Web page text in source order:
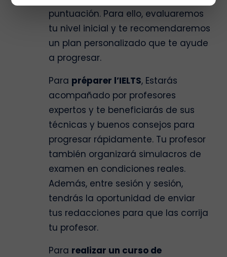
puntuación. Para ello, evaluaremos
tu nivel inicial y te recomendaremos
un plan personalizado que te ayude
a progresar.
Para préparer l’IELTS, Estarás
acompañado por profesores
expertos y te beneficiarás de sus
técnicas y buenos consejos para
progresar rápidamente. Tu profesor
también organizará simulacros de
examen en condiciones reales.
Además, entre sesión y sesión,
tendrás la oportunidad de enviar
tus redacciones para que las corrija
tu profesor.
Para realizar un curso de